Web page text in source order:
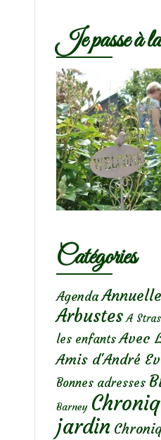
Je passe à
Catégories
Agenda
Arbustes A
les enfants Avec
Amis d'André
Bonnes adresses
Barney
jardin